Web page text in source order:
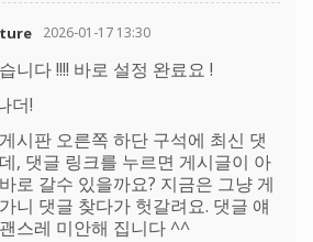
2026-01-17 13:30
니다 !!!! 바로 설정 완료요 !
더!
시판 오른쪽 하단 구석에 최신 댓
, 댓글 링크를 누르면 게시글이 아
로 갈수 있을까요? 지금은 그냥 게
니 댓글 찾다가 헛갈려요. 댓글 얘
스레 미안해 집니다 ^^